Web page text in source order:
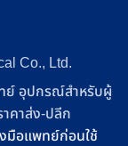
Co., Ltd.
ย์ อุปกรณ์สำหรับผู้
คาส่ง-ปลีก
งมือแพทย์ก่อนใช้